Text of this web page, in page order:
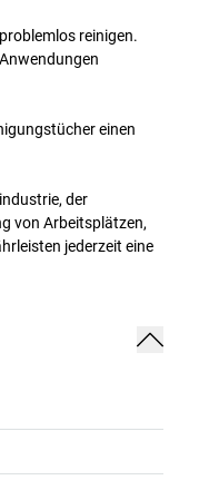
reinigen.
einen
der
von Arbeitsplätzen,
jederzeit eine